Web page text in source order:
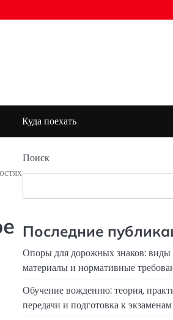
Куда поехать
Поиск
Последние
Опоры для дорожных знаков: виды
материалы и нормативные
Обучение вождению: теория,
передачи и подготовка к экзаменам